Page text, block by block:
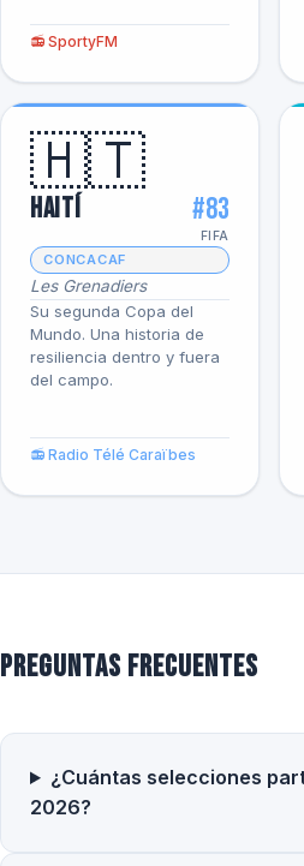
📻 SportyFM
🇭🇹
Haití #83
FIFA
CONCACAF
Les Grenadiers
Su segunda Copa del
Mundo. Una historia de
resiliencia dentro y fuera
del campo.
📻 Radio Télé Caraïbes
Preguntas frecuentes
¿Cuántas selecciones
2026?